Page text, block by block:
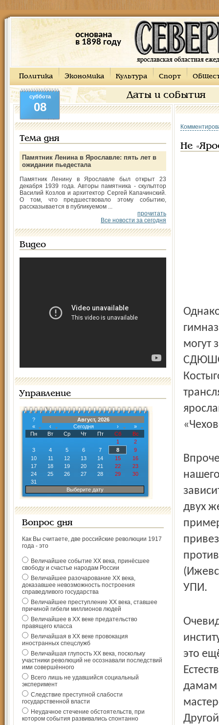
основана
в 1898 году
Политика Экономика Культура Спорт
Даты и события
суббота
08
Тема дня
Памятник Ленина в Ярославле: пять лет в
ожидании пьедестала
Памятник Ленину в Ярославле был открыт 23
декабря 1939 года. Авторы памятника - скульптор
Василий Козлов и архитектор Сергей Капачинский.
О том, что предшествовало этому событию,
рассказывается в публикуемом ...
прочитать
Все новости за сегодня
Видео
Управление
?
Август, 2026
«
‹ Сегодня ›
»
Пн
Вт Ср Чт Пт Сб
Вс
1
2
3
4 5 6 7 8
9
10
11 12 13 14 15
16
17
18 19 20 21 22
23
24
25 26 27 28 29
30
31
Выберите дату
Вопрос дня
Как Вы считаете, две российские революции 1917
года - это
Величайшее событие ХХ века, принёсшее
свободу и счастье народам России
Величайшее разочарование ХХ века,
доказавшее невозможность построения
справедливого государства
Величайшее преступление ХХ века, ставшее
причиной гибели миллионов людей
Величайшее в ХХ веке предательство
правящего класса
Величайшая в ХХ веке провокация
иностранных спецслужб
Величайшая глупость ХХ века, поскольку
участники революций не осознавали последствий
ими совершённого
Всего лишь не удавшийся социальный
эксперимент
Следствие преступной слабости
государственной власти
Неудачное стечение обстоятельств, при
котором события развивались спонтанно
Не
могут
двух
УПИ.
это
дамам